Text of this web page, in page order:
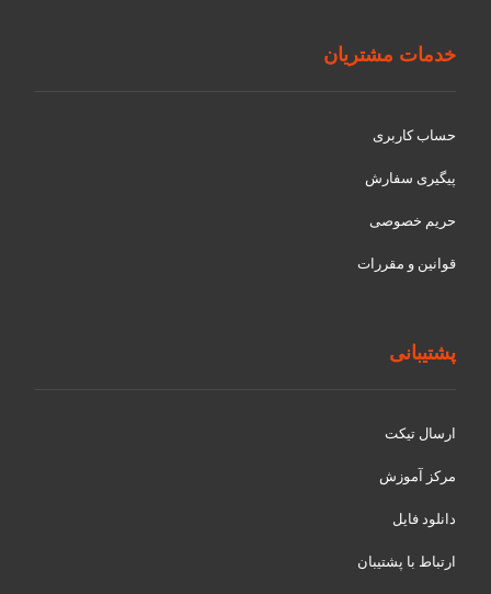
خدمات مشتریان
حساب کاربری
پیگیری سفارش
حریم خصوصی
قوانین و مقررات
پشتیبانی
ارسال تیکت
مرکز آموزش
دانلود فایل
ارتباط با پشتیبان